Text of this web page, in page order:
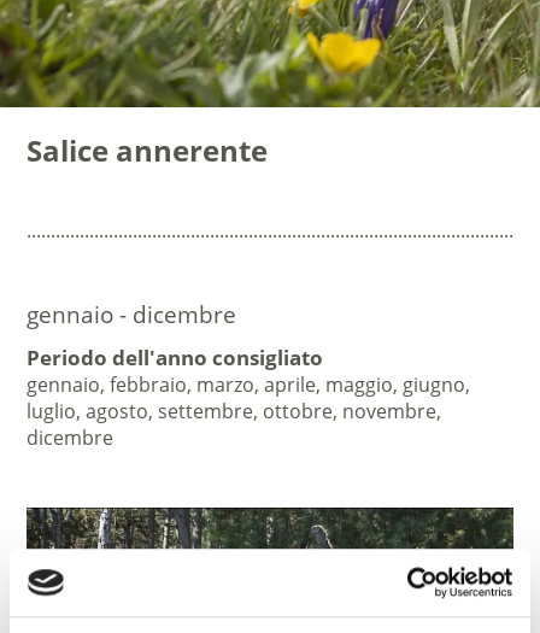
Salice annerente
gennaio - dicembre
Periodo dell'anno consigliato
gennaio, febbraio, marzo, aprile, maggio, giugno,
luglio, agosto, settembre, ottobre, novembre,
dicembre